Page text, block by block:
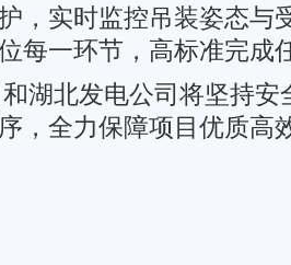
，实时监控吊装姿态与
每一环节，高标准完成
湖北发电公司将坚持安
，全力保障项目优质高